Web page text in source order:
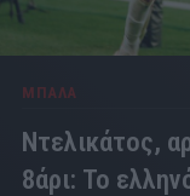
ΜΠΑΛΑ
Ντελικάτος,
8άρι: Το